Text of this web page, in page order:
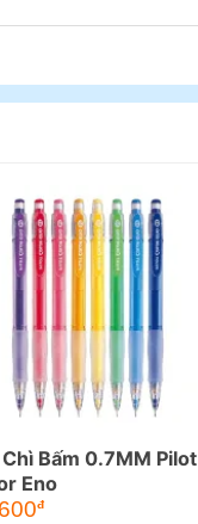
Bấm 0.7MM Pilot
Eno
đ